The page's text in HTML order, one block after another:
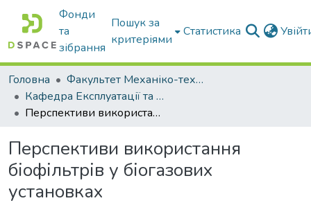
Фонди
та
зібрання
Пошук за
критеріями
Статистика
Головна
Факультет Механіко-технологічний
Кафедра Експлуатації та технічного сервісу машин
Перспективи використання біофільтрів у біогазових установках
Перспективи використання
біофільтрів у біогазових
установках